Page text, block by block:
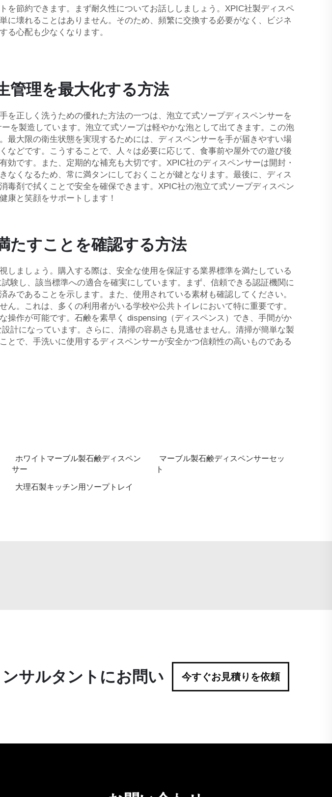
節約できます。まず耐久性についてお話ししましょう。XPIC社製ディスペ
壊れることはありません。そのため、頻繁に交換する必要がなく、ビジネ
る心配も少なくなります。
管理を最大化する方法
正しく洗うための優れた方法の一つは、泡立て式ソープディスペンサーを
を製造しています。泡立て式ソープは軽やかな泡として出てきます。この泡
大限の衛生状態を実現するためには、ディスペンサーを手が届きやすい場
どです。こうすることで、人々は必要に応じて、食事前や屋外での遊び後
です。また、定期的な補充も大切です。XPIC社のディスペンサーは開封・
くなるため、常に満タンにしておくことが鍵となります。最後に、ディス
剤で拭くことで安全を確保できます。XPIC社の泡立て式ソープディスペン
康と笑顔をサポートします！
たすことを確認する方法
ましょう。購入する際は、安全な使用を保証する業界標準を満たしている
験し、該当標準への適合を確実にしています。まず、信頼できる認証機関に
であることを示します。また、使用されている素材も確認してください。
。これは、多くの利用者がいる学校や公共トイレにおいて特に重要です。
作が可能です。石鹸を素早く dispensing（ディスペンス）でき、手間がか
計になっています。さらに、清掃の容易さも見逃せません。清掃が簡単な製
で、手洗いに使用するディスペンサーが安全かつ信頼性の高いものである
ホワイトマーブル製石鹸ディスペン
サー
マーブル製石鹸ディスペンサーセッ
ト
大理石製キッチン用ソープトレイ
サルタントにお問い
今すぐお見積りを依頼